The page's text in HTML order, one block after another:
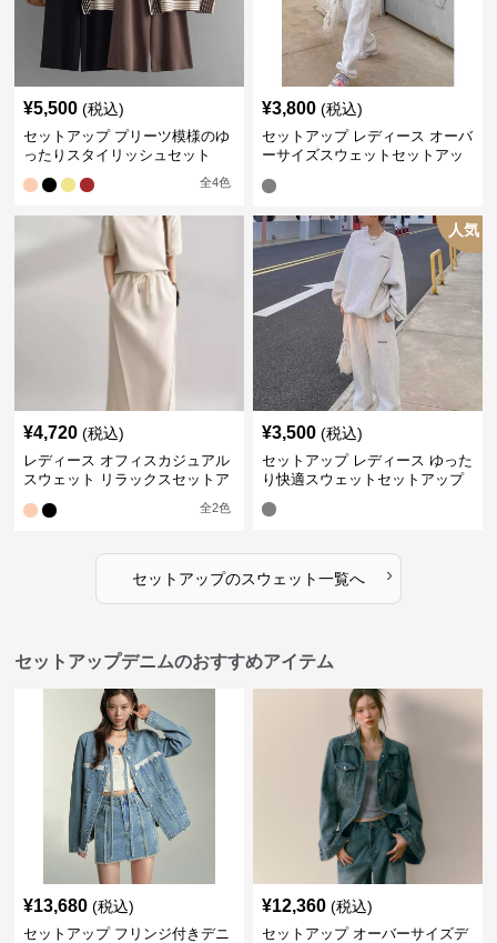
¥5,500 (税込)
セットアップ プリーツ模様のゆ
ったりスタイリッシュセット
全4色
¥3,800 (税込)
セットアップ レディース オーバ
ーサイズスウェットセットアッ
¥4,720 (税込)
レディース オフィスカジュアル
スウェット リラックスセットア
全2色
人気
¥3,500 (税込)
セットアップ レディース ゆった
り快適スウェットセットアップ
セットアップのスウェット一覧へ ›
セットアップデニムのおすすめアイテム
¥13,680 (税込)
セットアップ フリンジ付きデニ
¥12,360 (税込)
セットアップ オーバーサイズデ